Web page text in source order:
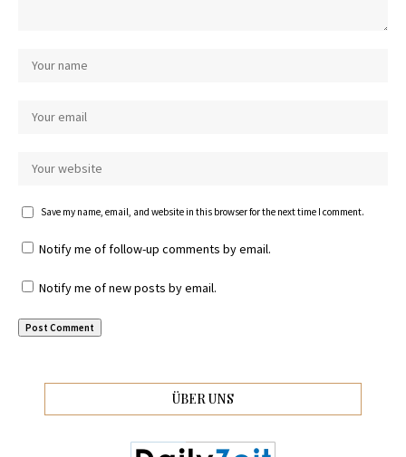
Save my name, email, and website in this browser for the next time I comment.
Notify me of follow-up comments by email.
Notify me of new posts by email.
ÜBER UNS